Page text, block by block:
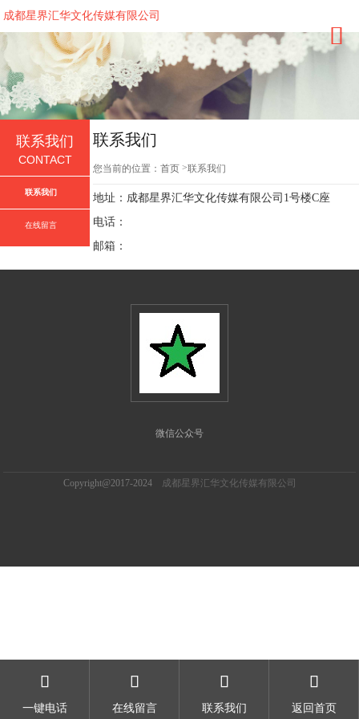
成都星界汇华文化传媒有限公司
联系我们
CONTACT
联系我们
在线留言
联系我们
您当前的位置：首页 >联系我们
地址：成都星界汇华文化传媒有限公司1号楼C座
电话：
邮箱：
微信公众号
Copyright@2017-2024 成都星界汇华文化传媒有限公司

一键电话

在线留言

联系我们

返回首页